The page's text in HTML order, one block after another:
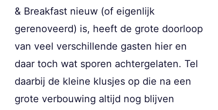
& Breakfast nieuw (of eigenlijk
gerenoveerd) is, heeft de grote doorloop
van veel verschillende gasten hier en
daar toch wat sporen achtergelaten. Tel
daarbij de kleine klusjes op die na een
grote verbouwing altijd nog blijven